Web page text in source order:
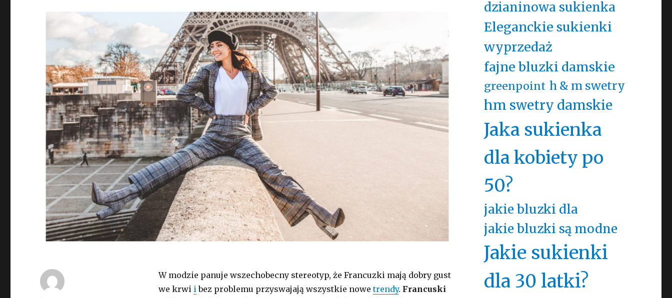
W modzie panuje wszechobecny stereotyp, że Francuzki mają dobry gust
we krwi ibez problemu przyswajają wszystkie nowetrendy. Francuski
dzianinowa sukienka
Eleganckie sukienki
wyprzedaż
fajne bluzki damskie
greenpoint h & m swetry
hm swetry damskie
Jaka sukienka
dla kobiety po
50?
jakie bluzki dla
jakie bluzki są modne
Jakie sukienki
dla 30 latki?